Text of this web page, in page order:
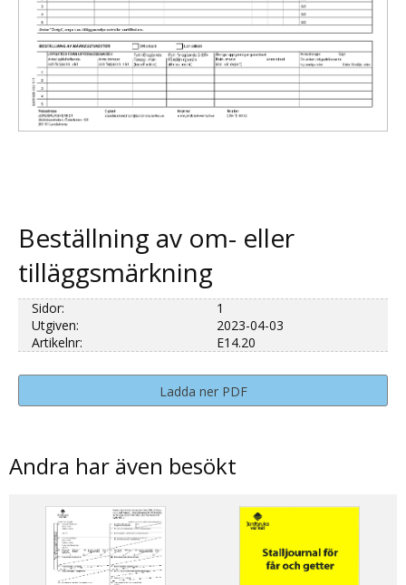
Beställning av om- eller
tilläggsmärkning
Ladda ner PDF
Sidor:
1
Utgiven:
2023-04-03
Artikelnr:
E14.20
Andra har även besökt